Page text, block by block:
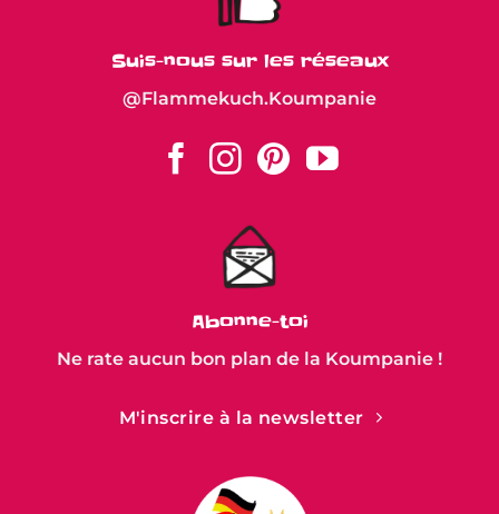
Suis-nous sur les réseaux
@Flammekuch.Koumpanie
Abonne-toi
Ne rate aucun bon plan de la Koumpanie !
M'inscrire à la newsletter